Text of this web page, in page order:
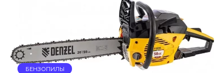
БЕНЗОПИЛЫ